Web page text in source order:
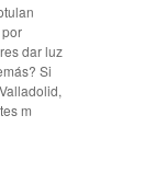
dar luz
Si
m